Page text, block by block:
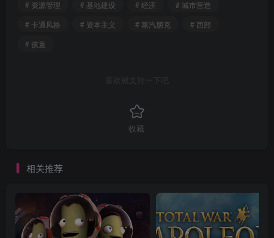
# 资源管理
# 基地建设 # 经济
# 城市营造
# 卡通风格
# 资本主义 # 蒸汽朋克
# 西部
# 孩童
喜欢就支持一下吧
收藏
相关推荐